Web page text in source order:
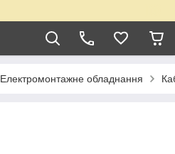
Електромонтажне обладнання